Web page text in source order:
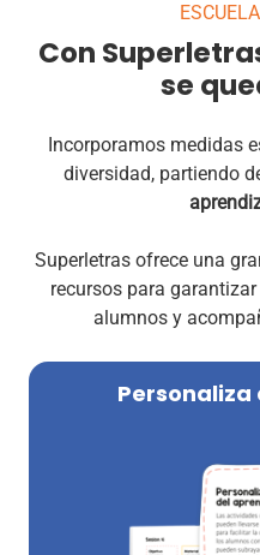
Con
se
Incorporamos medidas
diversidad, partiendo
Superletras ofrece una
recursos para
alumnos y
En la Guía del maestro
desde